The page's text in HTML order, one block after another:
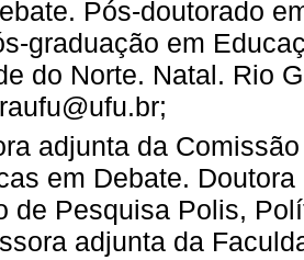
Pós-doutorado
graduação em
do Norte. Natal. Rio
adjunta da
em Debate.
de Pesquisa Polis,
adjunta da